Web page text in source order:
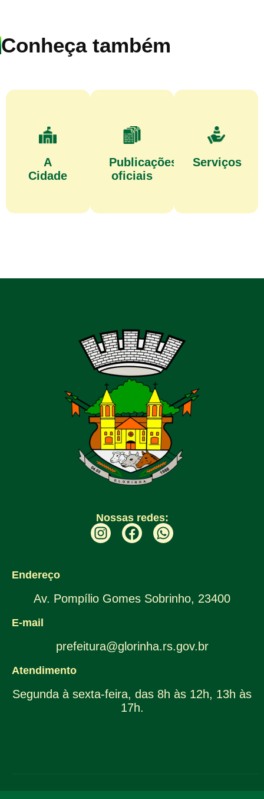
Conheça também
A
Cidade
Publicações
oficiais
Serviços
Nossas redes:
Endereço
Av. Pompílio Gomes Sobrinho, 23400
E-mail
prefeitura@glorinha.rs.gov.br
Atendimento
Segunda à sexta-feira, das 8h às 12h, 13h às
17h.